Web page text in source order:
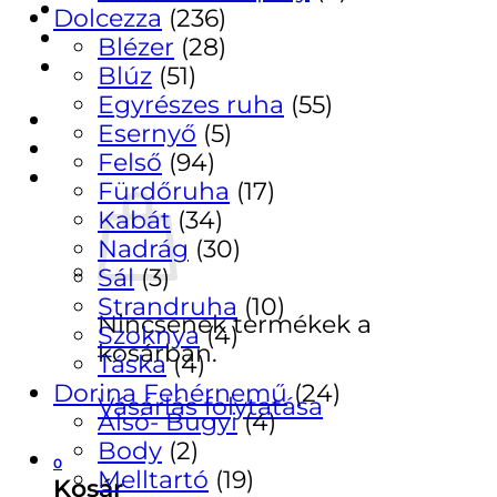
Pénztár
ÚJDONSÁGAINK
Regisztráció
Belépés
Kosár /0 Ft
Nincsenek termékek a
kosárban.
Vásárlás folytatása
0
Kosár
Dolcezza (236)
Blézer (28)
Blúz (51)
Egyrészes ruha (55)
Esernyő (5)
Felső (94)
Fürdőruha (17)
Kabát (34)
Nadrág (30)
Sál (3)
Strandruha (10)
Szoknya (4)
Táska (4)
Dorina Fehérnemű (24)
Alsó- Bugyi (4)
Body (2)
Melltartó (19)